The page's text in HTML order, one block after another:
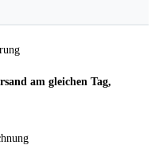
am gleichen Tag,